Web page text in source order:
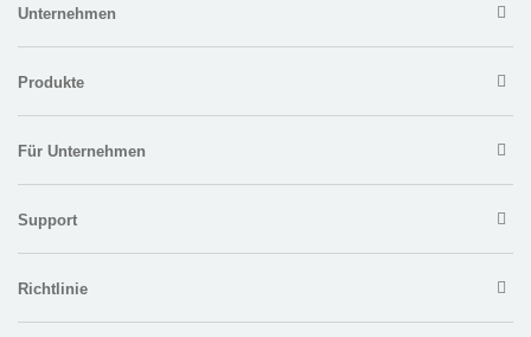
Unternehmen
Produkte
Für Unternehmen
Support
Richtlinie